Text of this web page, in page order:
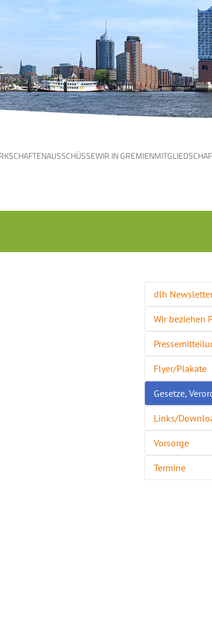
AUSSCHÜSSEWIR IN GREMIEN
dlh
Wir beziehen
Flyer/Plakate
Gesetze,
Links/
Vorsorge
Termine